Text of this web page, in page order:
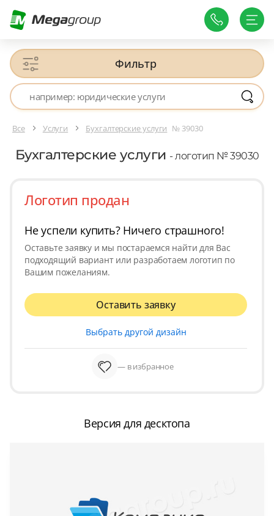
Фильтр
Все Услуги Бухгалтерские услуги № 39030
Бухгалтерские услуги - логотип № 39030
Логотип продан
Не успели купить? Ничего страшного!
Оставьте заявку и мы постараемся найти для Вас
подходящий вариант или разработаем логотип по
Вашим пожеланиям.
Оставить заявку
Выбрать другой дизайн
— в избранное
Версия для десктопа